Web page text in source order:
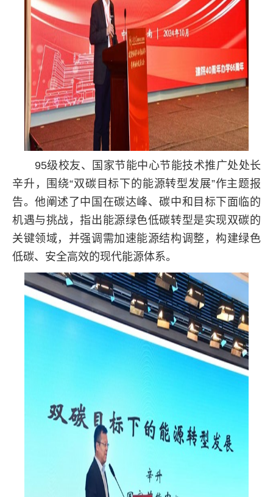
95级校友、国家节能中心节能技术推广处处长
辛升，围绕“双碳目标下的能源转型发展”作主题报
告。他阐述了中国在碳达峰、碳中和目标下面临的
机遇与挑战，指出能源绿色低碳转型是实现双碳的
关键领域，并强调需加速能源结构调整，构建绿色
低碳、安全高效的现代能源体系。